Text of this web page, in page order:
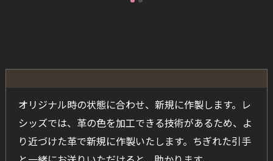
オリジナル時の状態に合わせ、新規に作製します。レ
シッズでは、革の色を加工できる技術があるため、よ
り近づけた革で新規に作製いたします。ちぎれた引手